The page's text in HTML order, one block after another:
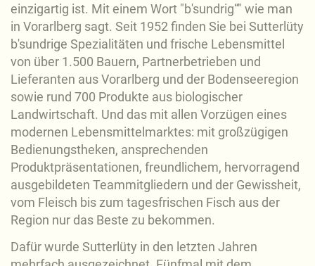
einzigartig ist. Mit einem Wort "b'sundrig“" wie man
in Vorarlberg sagt. Seit 1952 finden Sie bei Sutterlüty
b'sundrige Spezialitäten und frische Lebensmittel
von über 1.500 Bauern, Partnerbetrieben und
Lieferanten aus Vorarlberg und der Bodenseeregion
sowie rund 700 Produkte aus biologischer
Landwirtschaft. Und das mit allen Vorzügen eines
modernen Lebensmittelmarktes: mit großzügigen
Bedienungstheken, ansprechenden
Produktpräsentationen, freundlichem, hervorragend
ausgebildeten Teammitgliedern und der Gewissheit,
vom Fleisch bis zum tagesfrischen Fisch aus der
Region nur das Beste zu bekommen.
Dafür wurde Sutterlüty in den letzten Jahren